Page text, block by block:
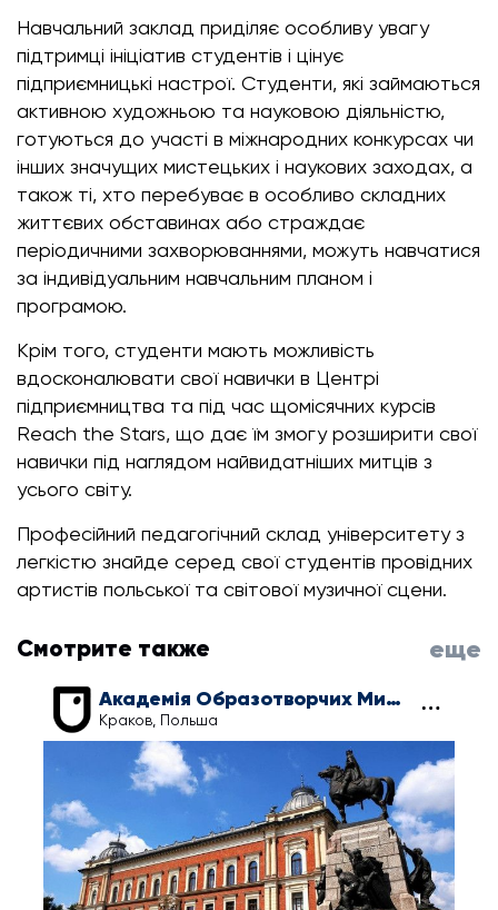
Навчальний заклад приділяє особливу увагу
підтримці ініціатив студентів і цінує
підприємницькі настрої. Студенти, які займаються
активною художньою та науковою діяльністю,
готуються до участі в міжнародних конкурсах чи
інших значущих мистецьких і наукових заходах, а
також ті, хто перебуває в особливо складних
життєвих обставинах або страждає
періодичними захворюваннями, можуть навчатися
за індивідуальним навчальним планом і
програмою.
Крім того, студенти мають можливість
вдосконалювати свої навички в Центрі
підприємництва та під час щомісячних курсів
Reach the Stars, що дає їм змогу розширити свої
навички під наглядом найвидатніших митців з
усього світу.
Професійний педагогічний склад університету з
легкістю знайде серед свої студентів провідних
артистів польської та світової музичної сцени.
Смотрите также еще
Академія Образотворчих Мистецтв ім. Яна Матейки
Краков, Польша